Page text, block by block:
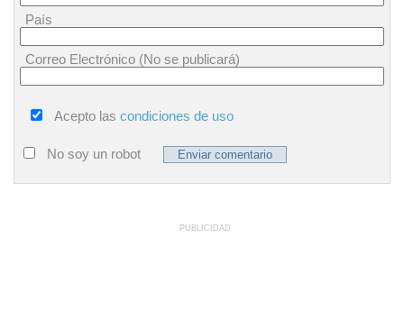
País
Correo Electrónico (No se publicará)
Acepto las condiciones de uso
No soy un robot
PUBLICIDAD